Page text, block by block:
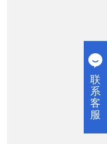
联
系
客
服